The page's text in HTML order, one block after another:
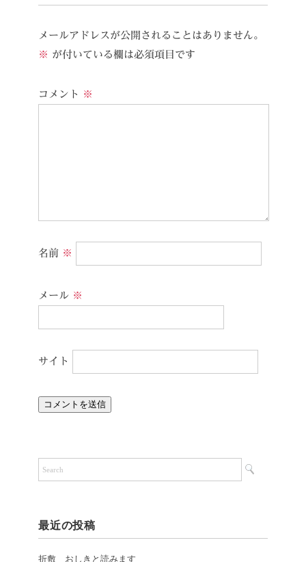
メールアドレスが公開されることはありません。
※ が付いている欄は必須項目です
コメント ※
名前 ※
メール ※
サイト
最近の投稿
折敷 おしきと読みます